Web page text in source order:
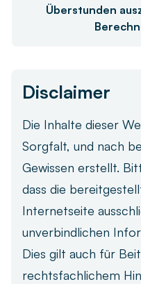
Überstunden
Disclaimer
Die Inhalte dieser
Sorgfalt, und nach
Gewissen erstellt.
dass die
Internetseite
unverbindlichen
Dies gilt auch für
rechtsfachlichem